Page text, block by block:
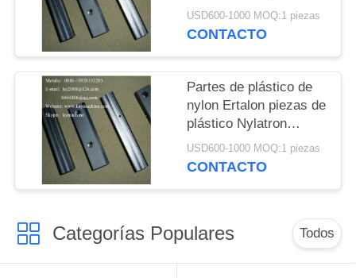
Disulfuro de molibdeno
Ertalon y nylatron
USD600-1000 MOQ:1 piezas
CONTACTO
Partes de plástico de
nylon Ertalon piezas de
plástico Nylatron
piezas de plástico de
plástico Bloques de
USD600-1000 MOQ:1 piezas
CONTACTO
Categorías Populares Todos